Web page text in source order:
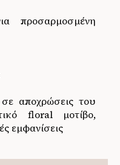
προσαρμοσμένη
αποχρώσεις του
floral μοτίβο,
εμφανίσεις